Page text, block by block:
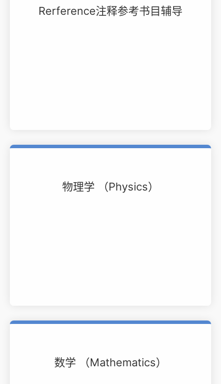
Rerference注释参考书目辅导
物理学 （Physics）
数学 （Mathematics）